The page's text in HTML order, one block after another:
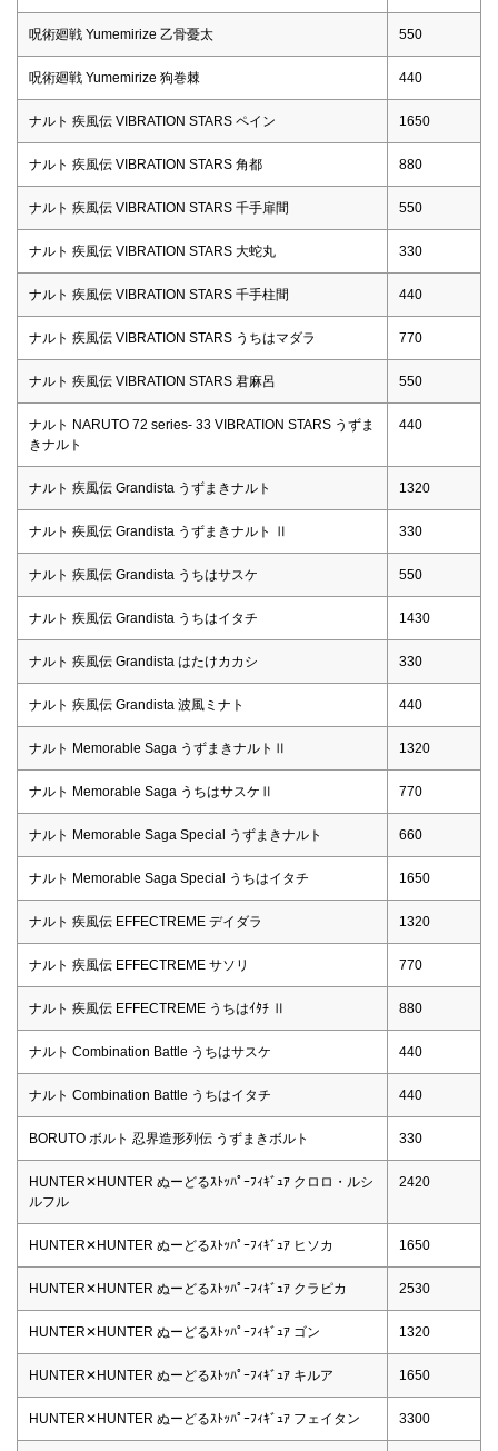
呪術廻戦 Yumemirize 乙骨憂太 550
呪術廻戦 Yumemirize 狗巻棘 440
ナルト 疾風伝 VIBRATION STARS ペイン 1650
ナルト 疾風伝 VIBRATION STARS 角都 880
ナルト 疾風伝 VIBRATION STARS 千手扉間 550
ナルト 疾風伝 VIBRATION STARS 大蛇丸 330
ナルト 疾風伝 VIBRATION STARS 千手柱間 440
ナルト 疾風伝 VIBRATION STARS うちはマダラ 770
ナルト 疾風伝 VIBRATION STARS 君麻呂 550
ナルト NARUTO 72 series- 33 VIBRATION STARS うずま
きナルト
440
ナルト 疾風伝 Grandista うずまきナルト 1320
ナルト 疾風伝 Grandista うずまきナルト Ⅱ 330
ナルト 疾風伝 Grandista うちはサスケ 550
ナルト 疾風伝 Grandista うちはイタチ 1430
ナルト 疾風伝 Grandista はたけカカシ 330
ナルト 疾風伝 Grandista 波風ミナト 440
ナルト Memorable Saga うずまきナルトⅡ 1320
ナルト Memorable Saga うちはサスケⅡ 770
ナルト Memorable Saga Special うずまきナルト 660
ナルト Memorable Saga Special うちはイタチ 1650
ナルト 疾風伝 EFFECTREME デイダラ 1320
ナルト 疾風伝 EFFECTREME サソリ 770
ナルト 疾風伝 EFFECTREME うちはｲﾀﾁ Ⅱ 880
ナルト Combination Battle うちはサスケ 440
ナルト Combination Battle うちはイタチ 440
BORUTO ボルト 忍界造形列伝 うずまきボルト 330
HUNTER✕HUNTER ぬーどるｽﾄｯﾊﾟｰﾌｨｷﾞｭｱ クロロ・ルシ
ルフル
2420
HUNTER✕HUNTER ぬーどるｽﾄｯﾊﾟｰﾌｨｷﾞｭｱ ヒソカ 1650
HUNTER✕HUNTER ぬーどるｽﾄｯﾊﾟｰﾌｨｷﾞｭｱ クラピカ 2530
HUNTER✕HUNTER ぬーどるｽﾄｯﾊﾟｰﾌｨｷﾞｭｱ ゴン 1320
HUNTER✕HUNTER ぬーどるｽﾄｯﾊﾟｰﾌｨｷﾞｭｱ キルア 1650
HUNTER✕HUNTER ぬーどるｽﾄｯﾊﾟｰﾌｨｷﾞｭｱ フェイタン 3300